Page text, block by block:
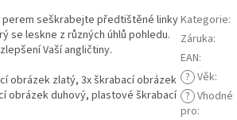
perem seškrabejte předtištěné linky
se leskne z různých úhlů pohledu.
Vaší angličtiny.
obrázek zlatý, 3x škrabací obrázek
obrázek duhový, plastové škrabací
Kategorie:
Záruka:
EAN:
? Věk:
? Vhodné
pro: